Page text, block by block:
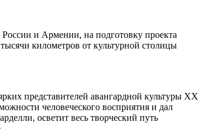
и Армении, на подготовку проекта
километров от культурной столицы
представителей авангардной культуры ХХ
человеческого восприятия и дал
осветит весь творческий путь